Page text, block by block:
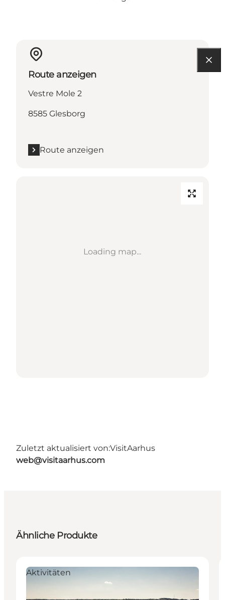
Route anzeigen
Vestre Mole 2
8585 Glesborg
Route anzeigen
Loading map...
Zuletzt aktualisiert von:VisitAarhus
web@visitaarhus.com
Ähnliche Produkte
Aktivitäten